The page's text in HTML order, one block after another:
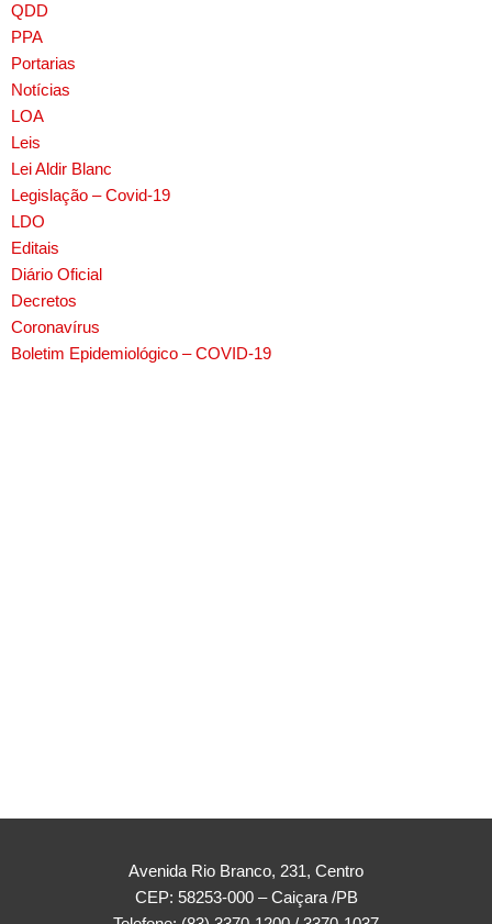
QDD
PPA
Portarias
Notícias
LOA
Leis
Lei Aldir Blanc
Legislação – Covid-19
LDO
Editais
Diário Oficial
Decretos
Coronavírus
Boletim Epidemiológico – COVID-19
Avenida Rio Branco, 231, Centro
CEP: 58253-000 – Caiçara /PB